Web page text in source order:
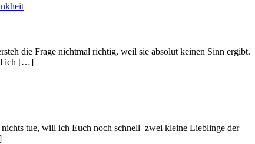
die Frage nichtmal richtig, weil sie absolut keinen Sinn ergibt.
ich […]
tue, will ich Euch noch schnell zwei kleine Lieblinge der